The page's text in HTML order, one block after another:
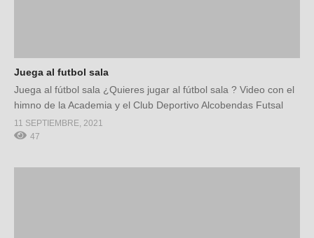
Juega al futbol sala
Juega al fútbol sala ¿Quieres jugar al fútbol sala ? Video con el
himno de la Academia y el Club Deportivo Alcobendas Futsal
11 SEPTIEMBRE, 2021
47